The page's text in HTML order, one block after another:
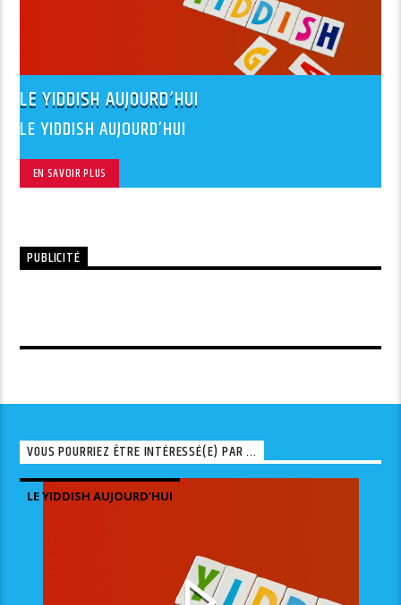
LE YIDDISH AUJOURD’HUI
LE YIDDISH AUJOURD’HUI
EN SAVOIR PLUS
PUBLICITÉ
VOUS POURRIEZ ÊTRE INTÉRESSÉ(E) PAR ...
LE YIDDISH AUJOURD’HUI